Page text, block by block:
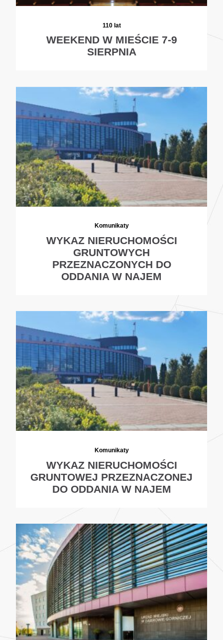
110 lat
WEEKEND W MIEŚCIE 7-9
SIERPNIA
Komunikaty
WYKAZ NIERUCHOMOŚCI
GRUNTOWYCH
PRZEZNACZONYCH DO
ODDANIA W NAJEM
Komunikaty
WYKAZ NIERUCHOMOŚCI
GRUNTOWEJ PRZEZNACZONEJ
DO ODDANIA W NAJEM